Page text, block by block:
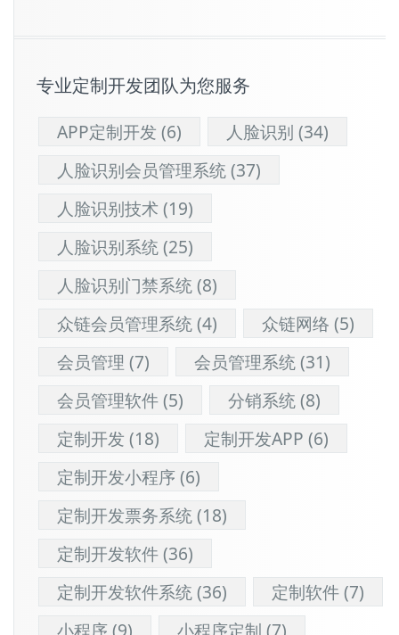
专业定制开发团队为您服务
APP定制开发 (6) 人脸识别 (34)
人脸识别会员管理系统(37)
人脸识别技术(19)
人脸识别系统(25)
人脸识别门禁系统(8)
众链会员管理系统(4) 众链网络 (5)
会员管理 (7) 会员管理系统(31)
会员管理软件(5) 分销系统(8)
定制开发 (18) 定制开发APP (6)
定制开发小程序(6)
定制开发票务系统(18)
定制开发软件(36)
定制开发软件系统(36) 定制软件(7)